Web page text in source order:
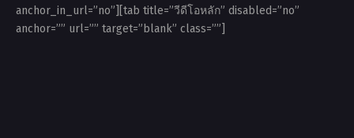
anchor_in_url=”no”][tab title=”วีดีโอหลัก” disabled=”no”
anchor=”” url=”” target=”blank” class=””]